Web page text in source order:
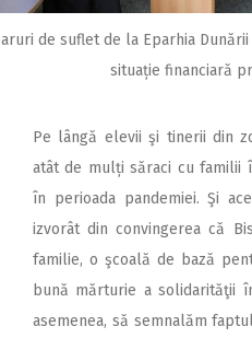
de suflet de la Eparhia
situație financiară
Pe lângă elevii şi tinerii din
atât de mulți săraci cu familii
în perioada pandemiei. Şi
izvorât din convingerea că
familie, o şcoală de bază
bună mărturie a solidarităţii
asemenea, să semnalăm